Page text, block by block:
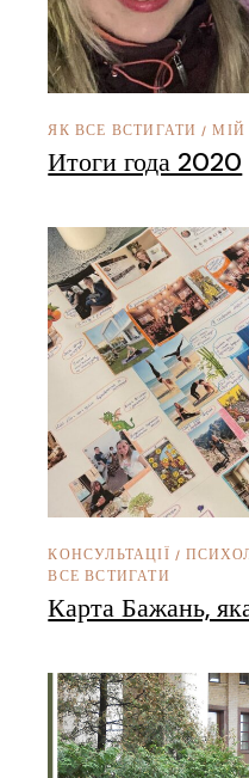
ЯК ВСЕ ВСТИГАТИ /МІЙ
Итоги года 2020
КОНСУЛЬТАЦІЇ /
ВСЕ ВСТИГАТИ
Карта Бажань,